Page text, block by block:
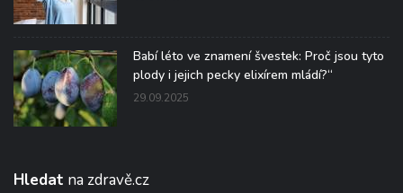
Babí léto ve znamení švestek: Proč jsou tyto
plody i jejich pecky elixírem mládí?“
29.09.2025
Hledat na zdravě.cz